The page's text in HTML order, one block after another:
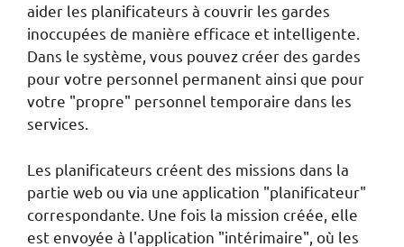
aider les planificateurs à couvrir les gardes
inoccupées de manière efficace et intelligente.
Dans le système, vous pouvez créer des gardes
pour votre personnel permanent ainsi que pour
votre "propre" personnel temporaire dans les
services.
Les planificateurs créent des missions dans la
partie web ou via une application "planificateur"
correspondante. Une fois la mission créée, elle
est envoyée à l'application "intérimaire", où les